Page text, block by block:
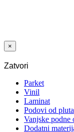
×
Zatvori
Parket
Vinil
Laminat
Podovi od pluta
Vanjske podne
Dodatni